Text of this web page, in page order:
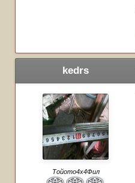
kedrs
Тойото4х4Фил